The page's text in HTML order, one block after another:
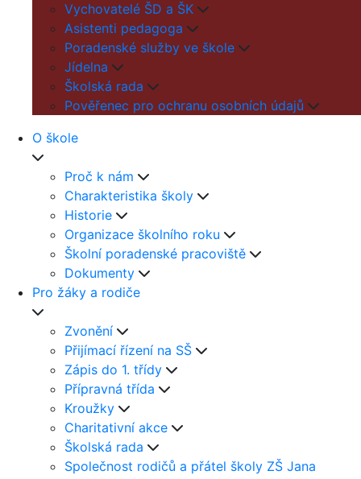
Vychovatelé ŠD a ŠK
Asistenti pedagoga
Poradenské služby ve škole
Jídelna
Školská rada
Pověřenec pro ochranu osobních údajů
O škole
Proč k nám
Charakteristika školy
Historie
Organizace školního roku
Školní poradenské pracoviště
Dokumenty
Pro žáky a rodiče
Zvonění
Přijímací řízení na SŠ
Zápis do 1. třídy
Přípravná třída
Kroužky
Charitativní akce
Školská rada
Společnost rodičů a přátel školy ZŠ Jana